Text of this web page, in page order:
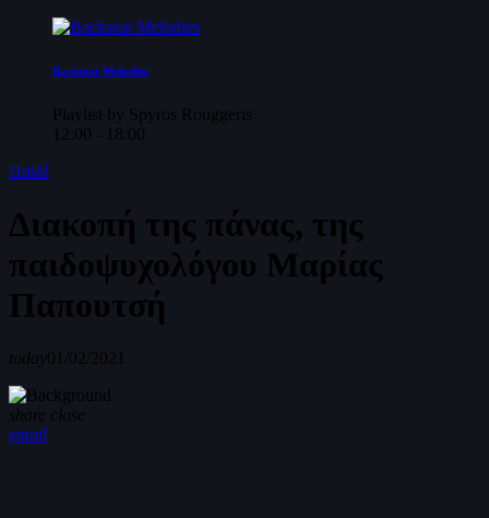
Backseat Melodies
Playlist by Spyros Rouggeris
12:00 - 18:00
Παιδί
Διακοπή της πάνας, της
παιδοψυχολόγου Μαρίας
Παπουτσή
today01/02/2021
share close
email